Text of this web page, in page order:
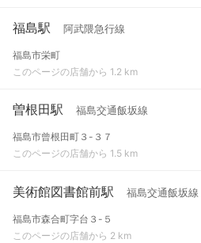
福島駅 阿武隈急行線
福島市栄町
このページの店舗から 1.2 km
曽根田駅 福島交通飯坂線
福島市曾根田町３-３７
このページの店舗から 1.5 km
美術館図書館前駅 福島交通飯坂線
福島市森合町字台３-５
このページの店舗から 2 km